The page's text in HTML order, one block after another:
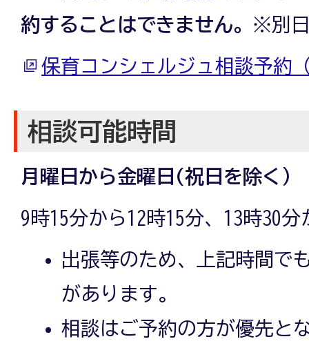
約することはできません。 ※別
保育コンシェルジュ相談予約
相談可能時間
月曜日から金曜日(祝日を除く）
9時15分から12時15分、13時30
出張等のため、上記時間で
があります。
相談はご予約の方が優先と